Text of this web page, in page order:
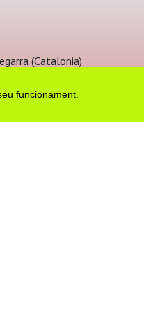
funcionament.
(Catalonia)
privacitat